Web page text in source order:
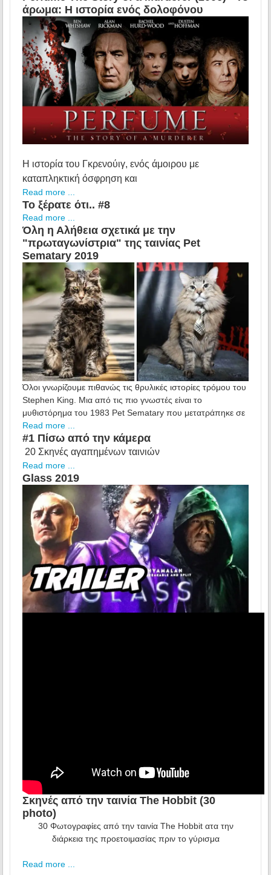
άρωμα: Η ιστορία ενός δολοφόνου
Η ιστορία του Γκρενούιγ, ενός άμοιρου με
καταπληκτική όσφρηση και
Read more ...
Το ξέρατε ότι.. #8
Read more ...
Όλη η Αλήθεια σχετικά με την
"πρωταγωνίστρια" της ταινίας Pet
Sematary 2019
Όλοι γνωρίζουμε πιθανώς τις θρυλικές ιστορίες τρόμου του
Stephen King. Μια από τις πιο γνωστές είναι το
μυθιστόρημα του 1983 Pet Sematary που μετατράπηκε σε
Read more ...
#1 Πίσω από την κάμερα
20 Σκηνές αγαπημένων ταινιών
Read more ...
Glass 2019
Σκηνές από την ταινία The Hobbit (30
photo)
30 Φωτογραφίες από την ταινία The Hobbit ατα την
διάρκεια της προετοιμασίας πριν το γύρισμα
Read more ...